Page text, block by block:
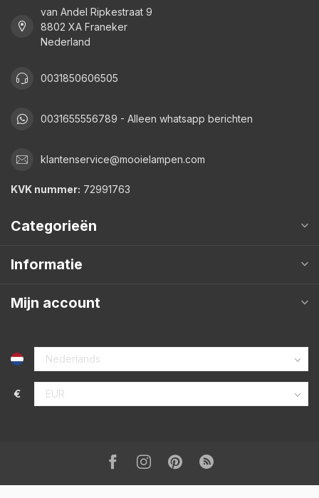
van Andel Ripkestraat 9
8802 XA Franeker
Nederland
0031850606505
0031655556789 - Alleen whatsapp berichten
klantenservice@mooielampen.com
KVK nummer: 72991763
Categorieën
Informatie
Mijn account
€